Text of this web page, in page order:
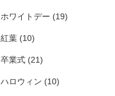
ホワイトデー (19)
紅葉 (10)
卒業式 (21)
ハロウィン (10)